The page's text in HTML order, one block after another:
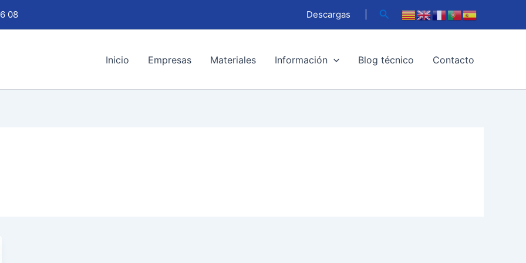
08 Descargas Buscar
Inicio Empresas Materiales Información Blog técnico Contacto